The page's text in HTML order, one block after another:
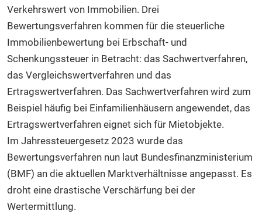
Verkehrswert von Immobilien. Drei
Bewertungsverfahren kommen für die steuerliche
Immobilienbewertung bei Erbschaft- und
Schenkungssteuer in Betracht: das Sachwertverfahren,
das Vergleichswertverfahren und das
Ertragswertverfahren. Das Sachwertverfahren wird zum
Beispiel häufig bei Einfamilienhäusern angewendet, das
Ertragswertverfahren eignet sich für Mietobjekte.
Im Jahressteuergesetz 2023 wurde das
Bewertungsverfahren nun laut Bundesfinanzministerium
(BMF) an die aktuellen Marktverhältnisse angepasst. Es
droht eine drastische Verschärfung bei der
Wertermittlung.